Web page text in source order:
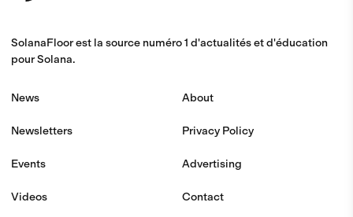
SolanaFloor est la source numéro 1 d'actualités et d'éducation
pour Solana.
News
Newsletters
Events
Videos
About
Privacy Policy
Advertising
Contact